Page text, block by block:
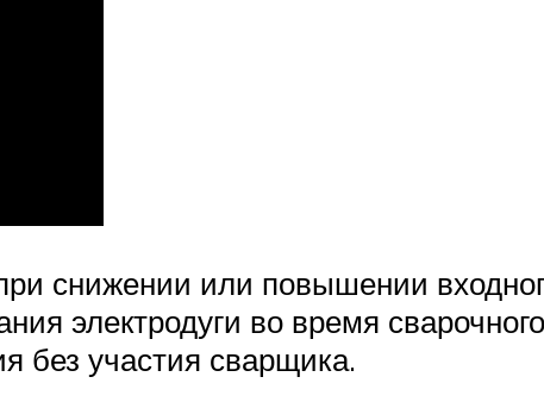
снижении или повышении
электродуги во время
без участия сварщика.